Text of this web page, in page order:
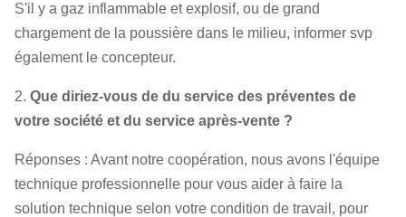
S'il y a gaz inflammable et explosif, ou de grand
chargement de la poussière dans le milieu, informer svp
également le concepteur.
2. Que diriez-vous de du service des préventes de
votre société et du service après-vente ?
Réponses : Avant notre coopération, nous avons l'équipe
technique professionnelle pour vous aider à faire la
solution technique selon votre condition de travail, pour